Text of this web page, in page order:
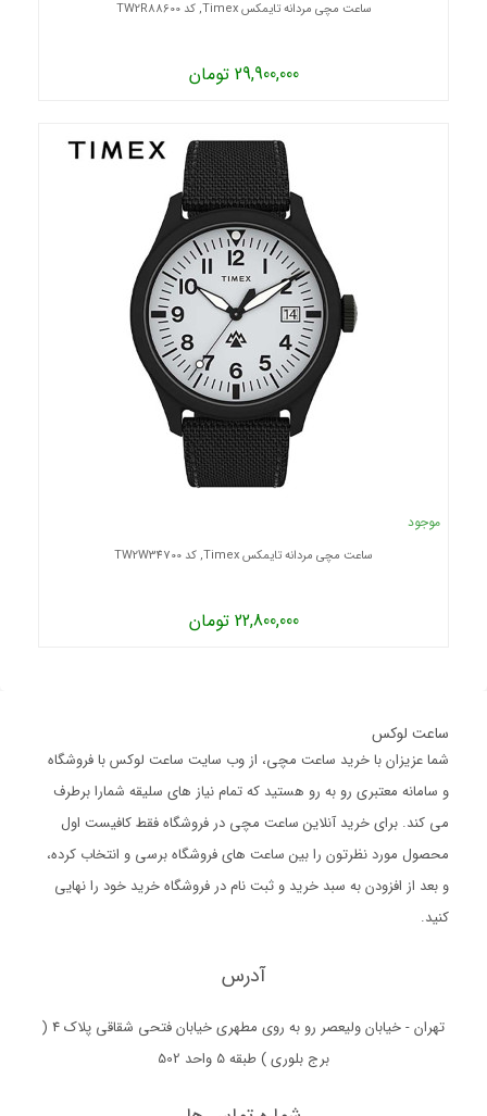
ساعت مچی مردانه تایمکس Timex, کد TW2R88600
29,900,000 تومان
موجود
ساعت مچی مردانه تایمکس Timex, کد TW2W34700
22,800,000 تومان
ساعت لوکس
شما عزیزان با خرید ساعت مچی، از وب سایت ساعت لوکس با فروشگاه
و سامانه معتبری رو به رو هستید که تمام نیاز های سلیقه شمارا برطرف
می کند. برای خرید آنلاین ساعت مچی در فروشگاه فقط کافیست اول
محصول مورد نظرتون را بین ساعت های فروشگاه برسی و انتخاب کرده،
و بعد از افزودن به سبد خرید و ثبت نام در فروشگاه خرید خود را نهایی
کنید.
آدرس
تهران - خیابان ولیعصر رو به روی مطهری خیابان فتحی شقاقی پلاک 4 (
برج بلوری ) طبقه 5 واحد 502